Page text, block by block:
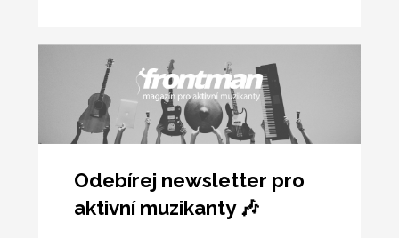
Odebírej newsletter pro
aktivní muzikanty 🎶